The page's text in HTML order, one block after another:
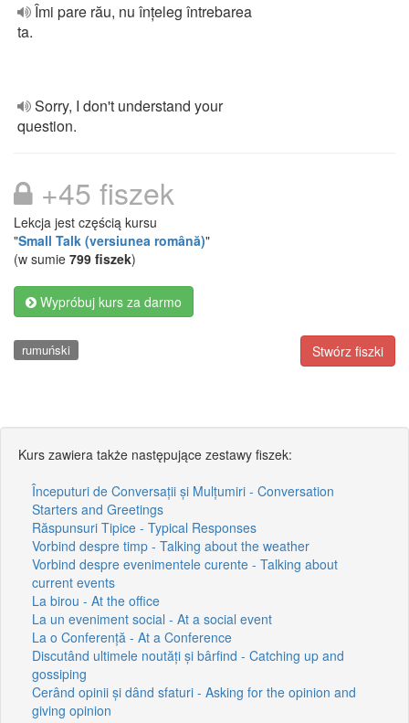
Îmi pare rău, nu înțeleg întrebarea
ta.
Sorry, I don't understand your
question.
+45 fiszek
Lekcja jest częścią kursu
"Small Talk (versiunea română)"
(w sumie 799 fiszek)
Wypróbuj kurs za darmo
Stwórz fiszki
rumuński
Kurs zawiera także następujące zestawy fiszek:
Începuturi de Conversații și Mulțumiri - Conversation
Starters and Greetings
Răspunsuri Tipice - Typical Responses
Vorbind despre timp - Talking about the weather
Vorbind despre evenimentele curente - Talking about
current events
La birou - At the office
La un eveniment social - At a social event
La o Conferență - At a Conference
Discutând ultimele noutăți și bârfind - Catching up and
gossiping
Cerând opinii și dând sfaturi - Asking for the opinion and
giving opinion